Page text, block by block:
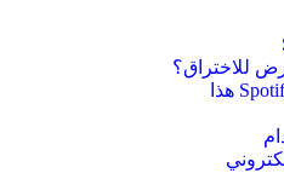
للاختراق؟
هل البريد الإلكتروني من Spotify هذا